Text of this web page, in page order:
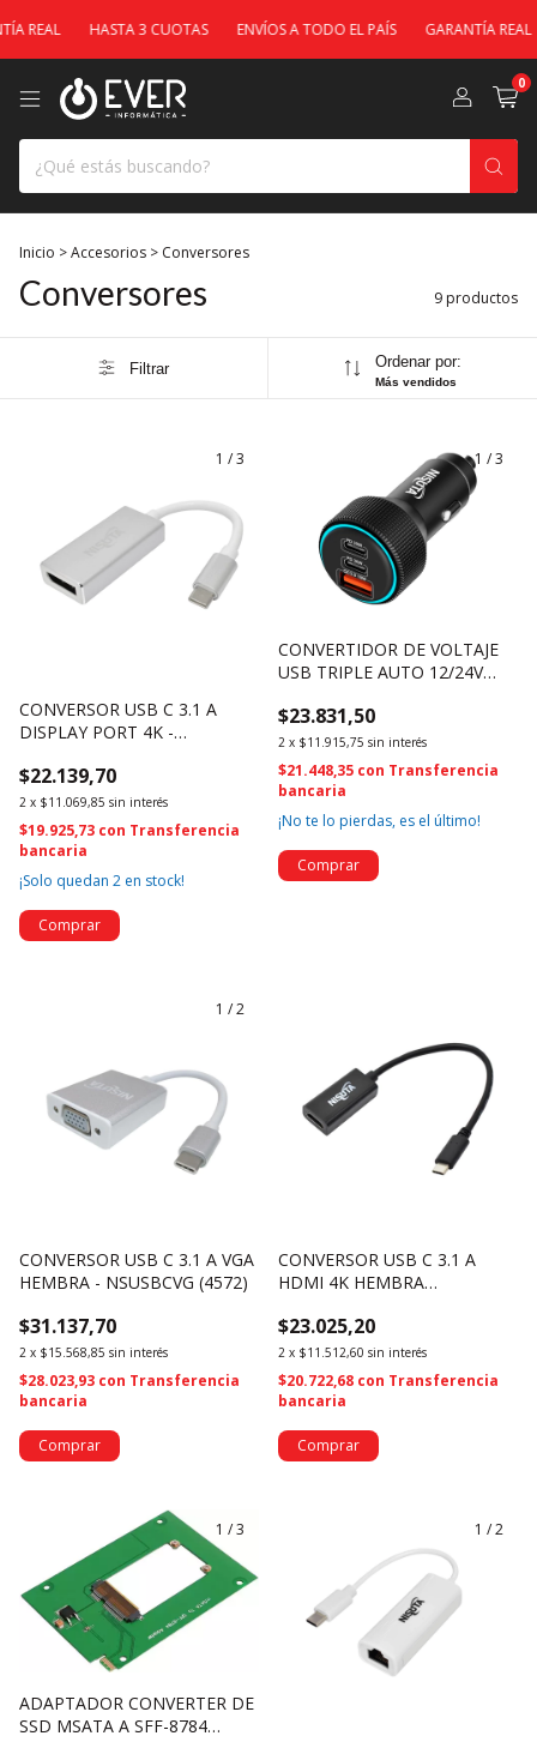
REAL HASTA 3 CUOTAS ENVÍOS A TODO EL PAÍS GARANTÍA REAL
0
Inicio >Accesorios > Conversores
Conversores 9 productos
Filtrar Ordenar por:
Más vendidos
1 /3
CONVERSOR USB C 3.1 A
DISPLAY PORT 4K -
$22.139,70
2 x $11.069,85 sin interés
$19.925,73 con Transferencia
bancaria
¡Solo quedan 2 en stock!
1 /3
CONVERTIDOR DE VOLTAJE
USB TRIPLE AUTO 12/24V
$23.831,50
2 x $11.915,75 sin interés
$21.448,35 con Transferencia
bancaria
¡No te lo pierdas, es el último!
1 /2
CONVERSOR USB C 3.1 A VGA
HEMBRA - NSUSBCVG (4572)
$31.137,70
2 x $15.568,85 sin interés
$28.023,93 con Transferencia
bancaria
CONVERSOR USB C 3.1 A
HDMI 4K HEMBRA
$23.025,20
2 x $11.512,60 sin interés
$20.722,68 con Transferencia
bancaria
1 /3
ADAPTADOR CONVERTER DE
SSD MSATA A SFF-8784
1 /2